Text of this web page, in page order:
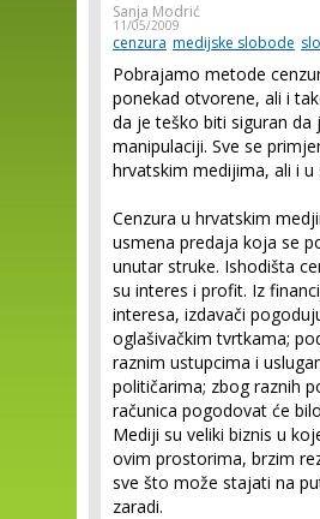
Sanja Modrić
11/05/2009
cenzura medijske slobode
Pobrajamo metode
ponekad otvorene, ali i
da je teško biti siguran da
manipulaciji. Sve se
hrvatskim medijima, ali i u
Cenzura u hrvatskim
usmena predaja koja se
unutar struke. Ishodišta
su interes i profit. Iz
interesa, izdavači
oglašivačkim tvrtkama;
raznim ustupcima i
političarima; zbog raznih
računica pogodovat će
Mediji su veliki biznis u
ovim prostorima, brzim
sve što može stajati na
zaradi.